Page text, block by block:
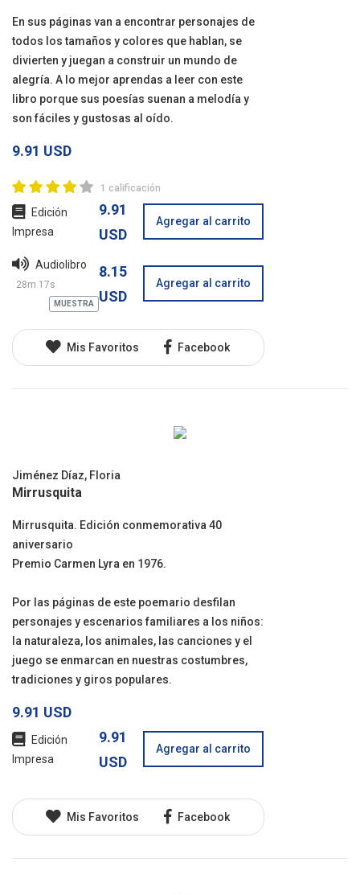
En sus páginas van a encontrar personajes de
todos los tamaños y colores que hablan, se
divierten y juegan a construir un mundo de
alegría. A lo mejor aprendas a leer con este
libro porque sus poesías suenan a melodía y
son fáciles y gustosas al oído.
9.91 USD
1 calificación
Edición
Impresa
9.91
USD
Agregar al carrito
Audiolibro
28m 17s
8.15
USD
Agregar al carrito
Mis Favoritos Facebook
Jiménez Díaz, Floria
Mirrusquita
Mirrusquita. Edición conmemorativa 40
aniversario
Premio Carmen Lyra en 1976.
Por las páginas de este poemario desfilan
personajes y escenarios familiares a los niños:
la naturaleza, los animales, las canciones y el
juego se enmarcan en nuestras costumbres,
tradiciones y giros populares.
9.91 USD
Edición
Impresa
9.91
USD
Agregar al carrito
Mis Favoritos Facebook